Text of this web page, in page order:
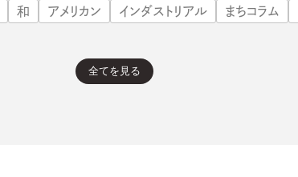
和 アメリカン インダストリアル まちコラム